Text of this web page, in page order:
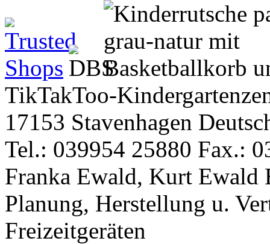
TikTakToo-
17153 Stavenhagen
Tel.: 039954 25880 Fax.:
Franka Ewald, Kurt Ewald
Planung, Herstellung u.
Freizeitgeräten